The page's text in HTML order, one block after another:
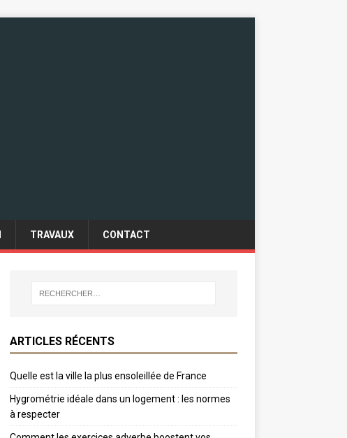
TRAVAUX CONTACT
ARTICLES RÉCENTS
Quelle est la ville la plus ensoleillée de France
Hygrométrie idéale dans un logement : les normes
à respecter